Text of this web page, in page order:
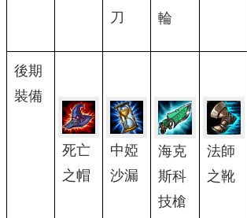
刀
輪
後期
裝備
死亡
之帽
中婭
沙漏
海克
斯科
技槍
法師
之靴